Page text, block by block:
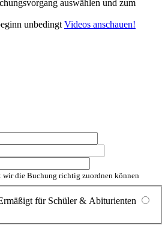
auswählen und zum
unbedingt Videos anschauen!
die Buchung richtig zuordnen können
für Schüler & Abiturienten